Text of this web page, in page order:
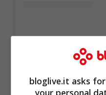
bloglive.it asks
your personal